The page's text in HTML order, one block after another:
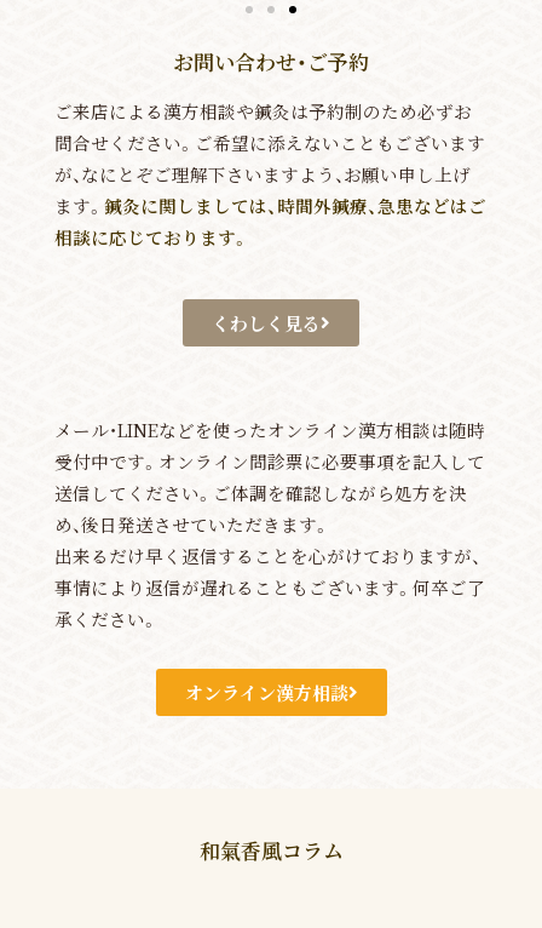
お問い合わせ・ご予約
ご来店による漢方相談や鍼灸は予約制のため必ずお
問合せください。ご希望に添えないこともございます
が、なにとぞご理解下さいますよう、お願い申し上げ
ます。 鍼灸に関しましては、時間外鍼療、急患などはご
相談に応じております。
くわしく見る
メール・LINEなどを使ったオンライン漢方相談は随時
受付中です。オンライン問診票に必要事項を記入して
送信してください。ご体調を確認しながら処方を決
め、後日発送させていただきます。
出来るだけ早く返信することを心がけておりますが、
事情により返信が遅れることもございます。何卒ご了
承ください。
オンライン漢方相談
和氣香風コラム